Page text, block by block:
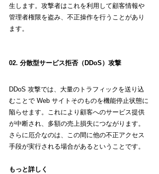
生します。攻撃者はこれを利用して顧客情報や
管理者権限を盗み、不正操作を行うことがあり
ます。
02. 分散型サービス拒否（DDoS）攻撃
DDoS 攻撃では、大量のトラフィックを送り込
むことで Web サイトそのものを機能停止状態に
陥らせます。これにより顧客へのサービス提供
が中断され、多額の売上損失につながります。
さらに厄介なのは、この間に他の不正アクセス
手段が実行される場合があるということです。
もっと詳しく